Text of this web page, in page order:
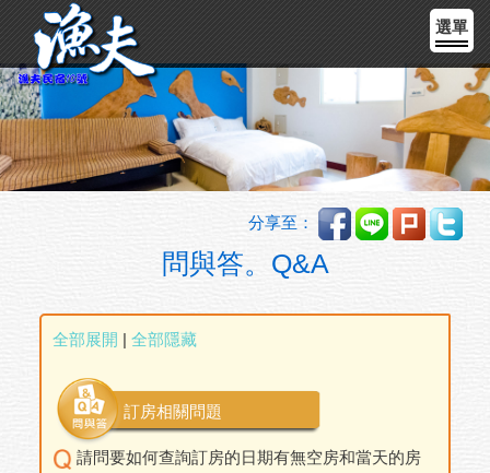
選單
分享至：
問與答。Q&A
全部展開 | 全部隱藏
訂房相關問題
請問要如何查詢訂房的日期有無空房和當天的房